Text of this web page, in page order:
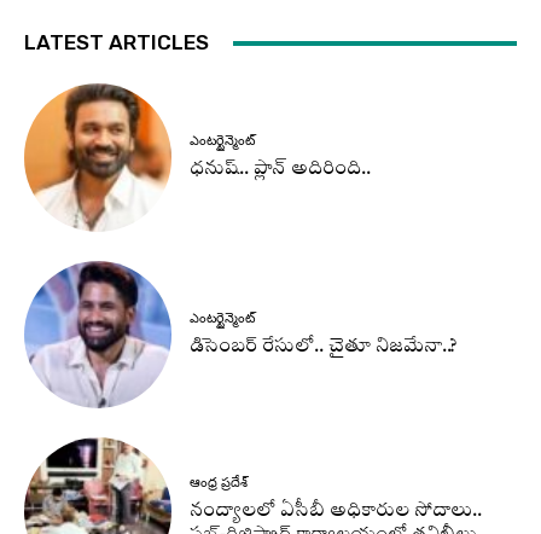
LATEST ARTICLES
ఎంటర్టైన్మెంట్
ధనుష్‌.. ప్లాన్ అదిరింది..
ఎంటర్టైన్మెంట్
డిసెంబర్ రేసులో.. చైతూ నిజమేనా..?
ఆంధ్ర ప్రదేశ్
నంద్యాలలో ఏసీబీ అధికారుల సోదాలు..